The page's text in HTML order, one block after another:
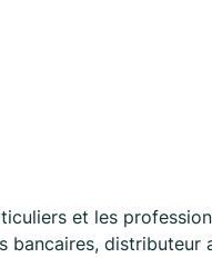
et les
bancaires,